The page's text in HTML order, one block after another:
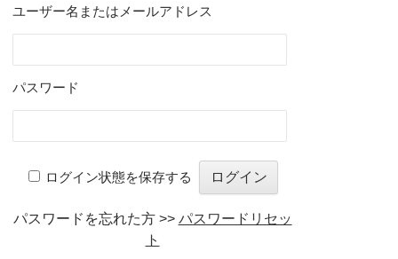
ユーザー名またはメールアドレス
パスワード
ログイン状態を保存する
パスワードを忘れた方 >> パスワードリセッ
ト